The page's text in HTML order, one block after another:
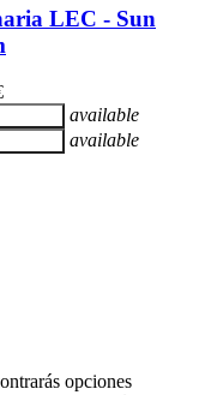
LEC - Sun
available
available
opciones